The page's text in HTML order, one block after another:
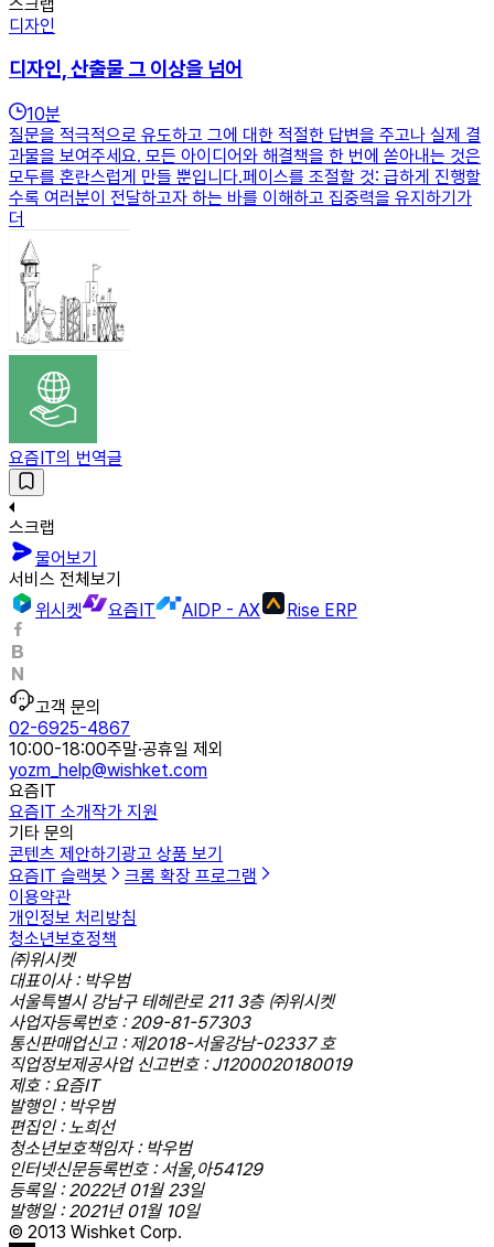
스크랩
디자인
디자인, 산출물 그 이상을 넘어
10분
질문을 적극적으로 유도하고 그에 대한 적절한 답변을 주고나 실제 결
과물을 보여주세요. 모든 아이디어와 해결책을 한 번에 쏟아내는 것은
모두를 혼란스럽게 만들 뿐입니다.페이스를 조절할 것: 급하게 진행할
수록 여러분이 전달하고자 하는 바를 이해하고 집중력을 유지하기가
더
요즘IT의 번역글
스크랩
물어보기
서비스 전체보기
위시켓
요즘IT AIDP - AX Rise ERP
고객 문의
02-6925-4867
10:00-18:00주말·공휴일 제외
yozm_help@wishket.com
요즘IT
요즘IT 소개작가 지원
기타 문의
콘텐츠 제안하기 광고 상품 보기
요즘IT 슬랙봇
크롬 확장 프로그램
이용약관
개인정보 처리방침
청소년보호정책
㈜위시켓
대표이사 : 박우범
서울특별시 강남구 테헤란로 211 3층 ㈜위시켓
사업자등록번호 : 209-81-57303
통신판매업신고 : 제2018-서울강남-02337 호
직업정보제공사업 신고번호 : J1200020180019
제호 : 요즘IT
발행인 : 박우범
편집인 : 노희선
청소년보호책임자 : 박우범
인터넷신문등록번호 : 서울,아54129
등록일 : 2022년 01월 23일
발행일 : 2021년 01월 10일
© 2013 Wishket Corp.